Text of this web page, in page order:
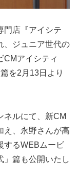
店『アイシテ
、ジュニア世代の
CMアイシティ
を2月13日より
ルにて、新CM
え、永野さんが高
するWEBムービ
篇も公開いたし